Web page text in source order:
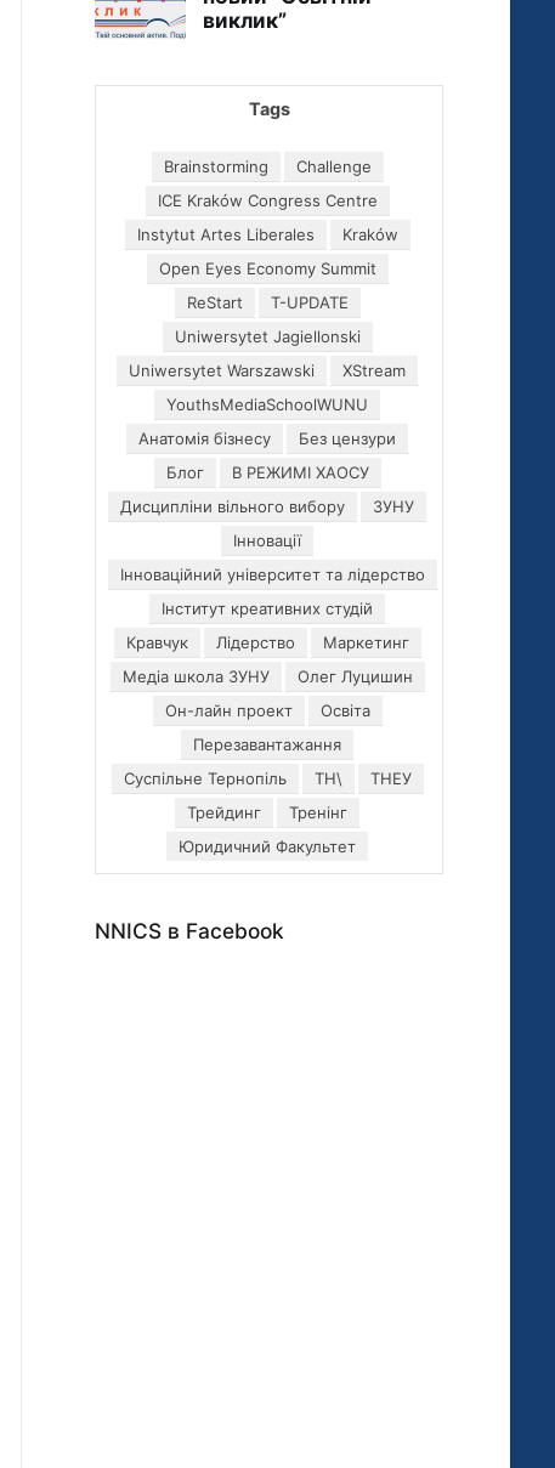
Tags
Brainstorming
Challenge
ICE Kraków Congress Centre
Instytut Artes Liberales
Kraków
Open Eyes Economy Summit
ReStart
T-UPDATE
Uniwersytet Jagiellonski
Uniwersytet Warszawski
XStream
YouthsMediaSchoolWUNU
Анатомія бізнесу
Без цензури
Блог
В РЕЖИМІ ХАОСУ
Дисципліни вільного вибору
ЗУНУ
Інновації
Інноваційний університет та лідерство
Інститут креативних студій
Кравчук
Лідерство
Маркетинг
Медіа школа ЗУНУ
Олег Луцишин
Он-лайн проект
Освіта
Перезавантажання
Суспільне Тернопіль
ТН\
ТНЕУ
Трейдинг
Тренінг
Юридичний Факультет
NNICS в Facebook